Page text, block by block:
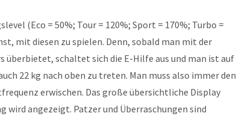
(Eco = 50%; Tour = 120%; Sport = 170%; Turbo =
mit diesen zu spielen. Denn, sobald man mit der
überbietet, schaltet sich die E-Hilfe aus und man ist auf
22 kg nach oben zu treten. Man muss also immer den
erwischen. Das große übersichtliche Display
wird angezeigt. Patzer und Überraschungen sind